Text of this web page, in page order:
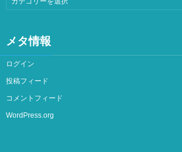
メタ情報
ログイン
投稿フィード
コメントフィード
WordPress.org